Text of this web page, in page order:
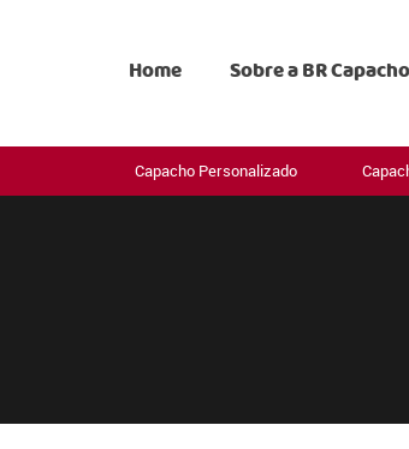
Home Sobre a BR
Capacho Personalizado